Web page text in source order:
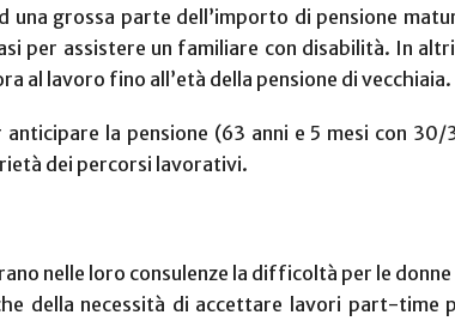
una grossa parte dell’importo di pensione
per assistere un familiare con disabilità. In
al lavoro fino all’età della pensione di vecchiaia.
la pensione (63 anni e 5 mesi con
dei percorsi lavorativi.
nelle loro consulenze la difficoltà per le
della necessità di accettare lavori part-